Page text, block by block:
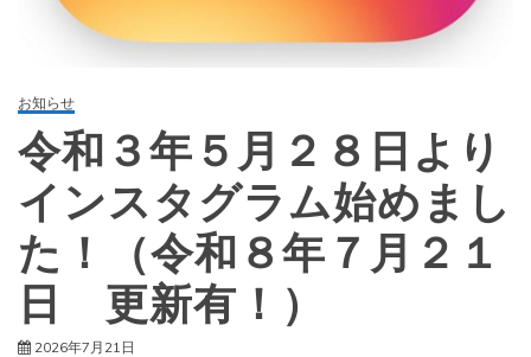
お知らせ
令和３年５月２８日より
インスタグラム始めまし
た！（令和８年７月２１
日 更新有！）
2026年7月21日